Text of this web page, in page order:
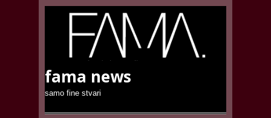
fama news
samo fine stvari